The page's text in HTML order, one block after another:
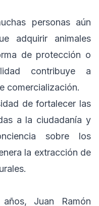
personas aún
adquirir animales
de protección o
contribuye a
comercialización.
de fortalecer las
a la ciudadanía y
sobre los
la extracción de
Juan Ramón